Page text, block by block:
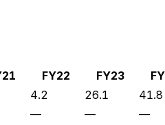
FY22 FY23
4.2 26.1 41.8
— — —